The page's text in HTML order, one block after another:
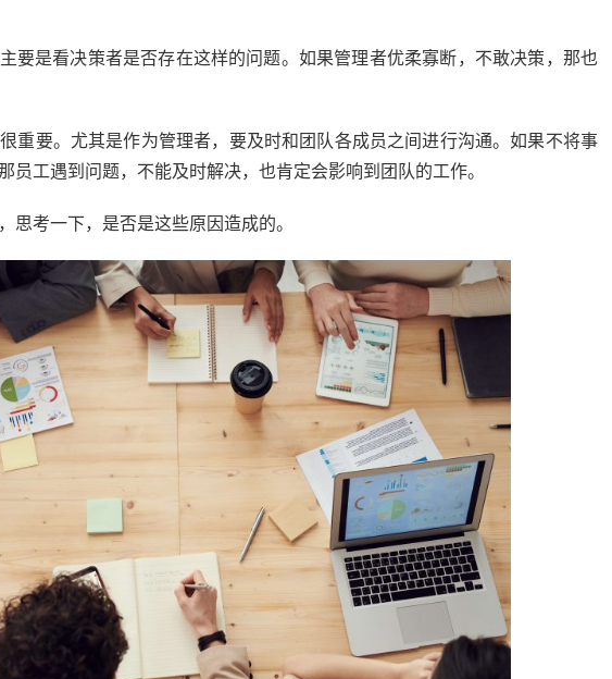
要是看决策者是否存在这样的问题。如果管理者优柔寡断，不敢决策，那也
重要。尤其是作为管理者，要及时和团队各成员之间进行沟通。如果不将事
员工遇到问题，不能及时解决，也肯定会影响到团队的工作。
思考一下，是否是这些原因造成的。